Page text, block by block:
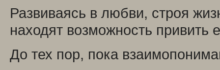
Развиваясь в любви, строя
находят возможность привить
До тех пор, пока